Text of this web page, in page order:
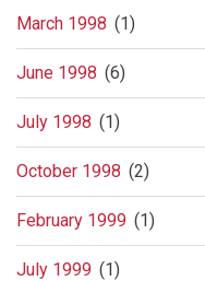
March 1998 (1)
June 1998 (6)
July 1998 (1)
October 1998 (2)
February 1999 (1)
July 1999 (1)